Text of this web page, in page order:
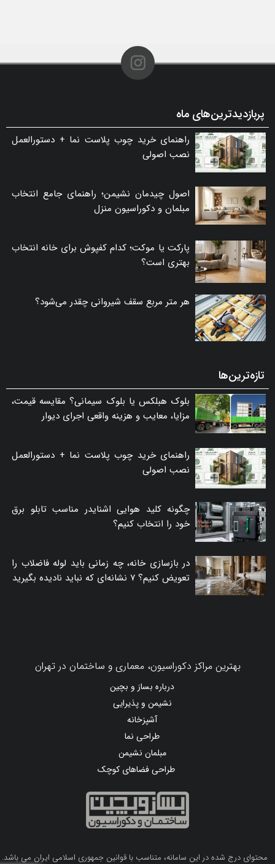
پربازدیدترین‌های ماه
راهنمای خرید چوب پلاست نما + دستورالعمل
نصب اصولی
اصول چیدمان نشیمن؛ راهنمای جامع انتخاب
مبلمان و دکوراسیون منزل
پارکت یا موکت؛ کدام کفپوش برای خانه انتخاب
بهتری است؟
هر متر مربع سقف شیروانی چقدر می‌شود؟
تازه‌ترین‌ها
بلوک هبلکس یا بلوک سیمانی؟ مقایسه قیمت،
مزایا، معایب و هزینه واقعی اجرای دیوار
راهنمای خرید چوب پلاست نما + دستورالعمل
نصب اصولی
چگونه کلید هوایی اشنایدر مناسب تابلو برق
خود را انتخاب کنیم؟
در بازسازی خانه، چه زمانی باید لوله فاضلاب را
تعویض کنیم؟ ۷ نشانه‌ای که نباید نادیده بگیرید
بهترین مراکز دکوراسیون، معماری و ساختمان در تهران
درباره بساز و بچین
نشیمن و پذیرایی
آشپزخانه
طراحی نما
مبلمان نشیمن
طراحی فضاهای کوچک
محتوای درج شده در این سامانه، متناسب با قوانین جمهوری اسلامی ایران می باشد.